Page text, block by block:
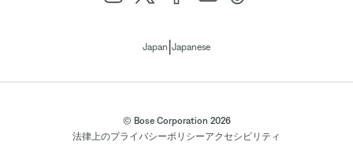
Japan Japanese
© Bose Corporation 2026
法律上のプライバシーポリシーアクセシビリティ